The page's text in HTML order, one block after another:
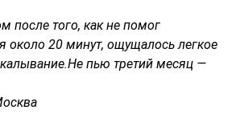
после того, как не помог
около 20 минут, ощущалось легкое
пью третий месяц —